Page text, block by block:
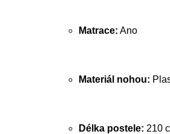
Matrace: Ano
Materiál nohou:
Délka postele: 210